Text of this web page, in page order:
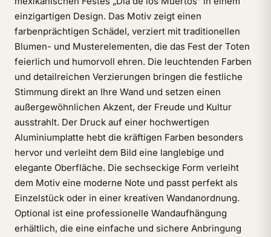
einzigartigen Design. Das Motiv zeigt einen
farbenprächtigen Schädel, verziert mit traditionellen
Blumen- und Musterelementen, die das Fest der Toten
feierlich und humorvoll ehren. Die leuchtenden Farben
und detailreichen Verzierungen bringen die festliche
Stimmung direkt an Ihre Wand und setzen einen
außergewöhnlichen Akzent, der Freude und Kultur
ausstrahlt. Der Druck auf einer hochwertigen
Aluminiumplatte hebt die kräftigen Farben besonders
hervor und verleiht dem Bild eine langlebige und
elegante Oberfläche. Die sechseckige Form verleiht
dem Motiv eine moderne Note und passt perfekt als
Einzelstück oder in einer kreativen Wandanordnung.
Optional ist eine professionelle Wandaufhängung
erhältlich, die eine einfache und sichere Anbringung